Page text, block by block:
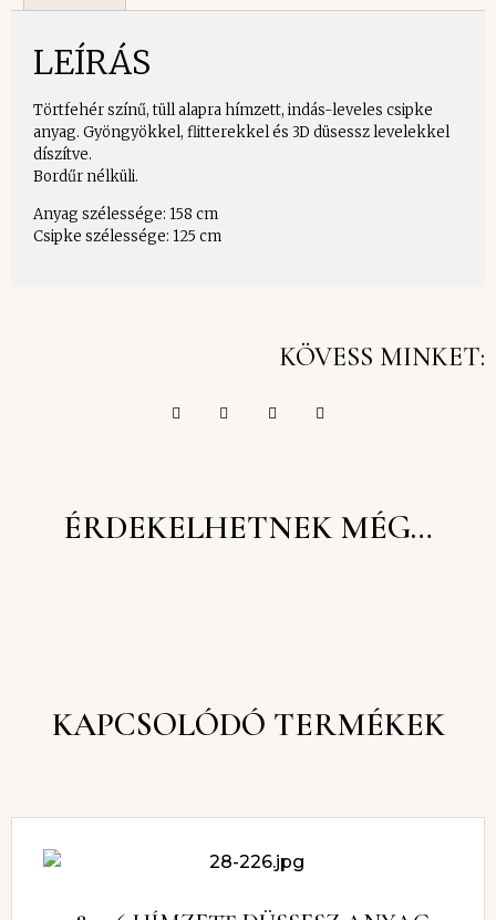
LEÍRÁS
Törtfehér színű, tüll alapra hímzett, indás-leveles csipke
anyag. Gyöngyökkel, flitterekkel és 3D düsessz levelekkel
díszítve.
Bordűr nélküli.
Anyag szélessége: 158 cm
Csipke szélessége: 125 cm
KÖVESS MINKET:
ÉRDEKELHETNEK MÉG…
KAPCSOLÓDÓ TERMÉKEK